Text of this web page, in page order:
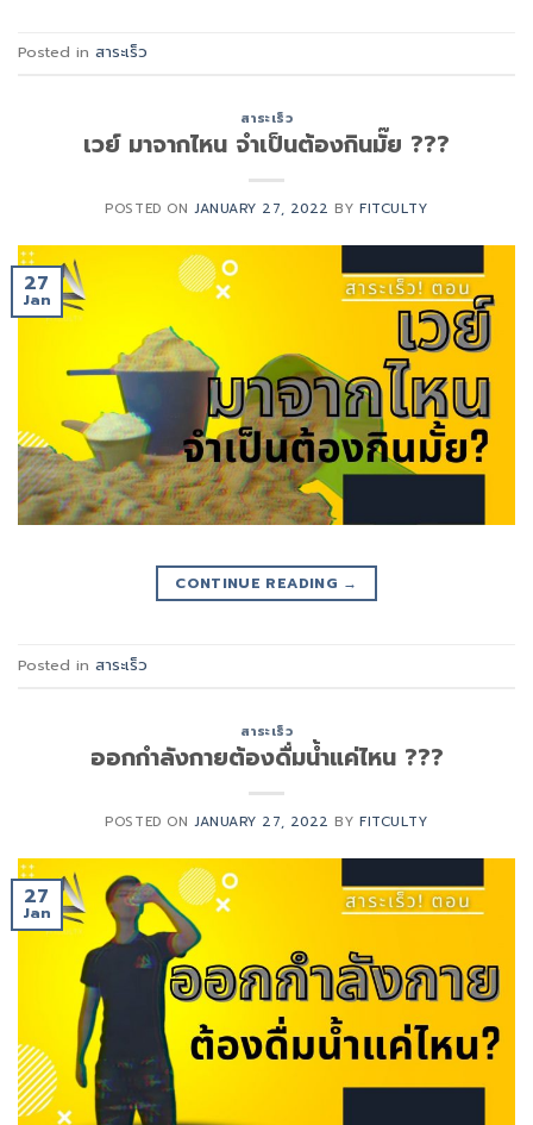
Posted in สาระเร็ว
สาระเร็ว
เวย์ มาจากไหน จำเป็นต้องกินมั๊ย ???
POSTED ON JANUARY 27, 2022 BYFITCULTY
27
Jan
CONTINUE READING →
Posted in สาระเร็ว
สาระเร็ว
ออกกำลังกายต้องดื่มน้ำแค่ไหน ???
POSTED ON JANUARY 27, 2022 BYFITCULTY
27
Jan